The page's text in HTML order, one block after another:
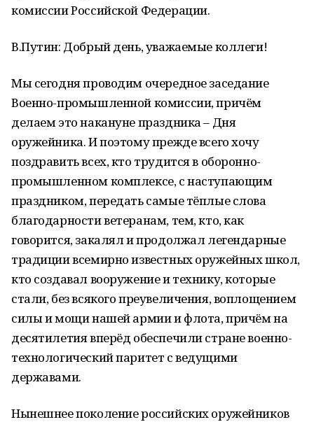
комиссии Российской Федерации.
В.Путин: Добрый день, уважаемые коллеги!
Мы сегодня проводим очередное заседание
Военно-промышленной комиссии, причём
делаем это накануне праздника – Дня
оружейника. И поэтому прежде всего хочу
поздравить всех, кто трудится в оборонно-
промышленном комплексе, с наступающим
праздником, передать самые тёплые слова
благодарности ветеранам, тем, кто, как
говорится, закалял и продолжал легендарные
традиции всемирно известных оружейных школ,
кто создавал вооружение и технику, которые
стали, без всякого преувеличения, воплощением
силы и мощи нашей армии и флота, причём на
десятилетия вперёд обеспечили стране военно-
технологический паритет с ведущими
державами.
Нынешнее поколение российских оружейников